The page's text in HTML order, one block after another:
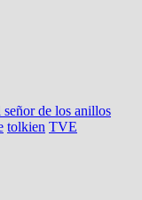
señor de los anillos
tolkien TVE